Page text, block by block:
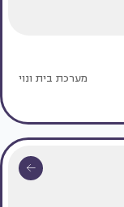
מערכת בית ונוי